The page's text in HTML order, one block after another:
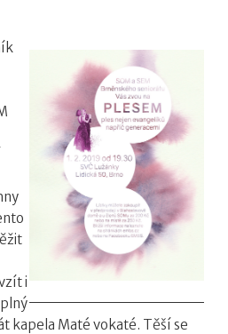
i
kapela Maté vokaté. Těší se